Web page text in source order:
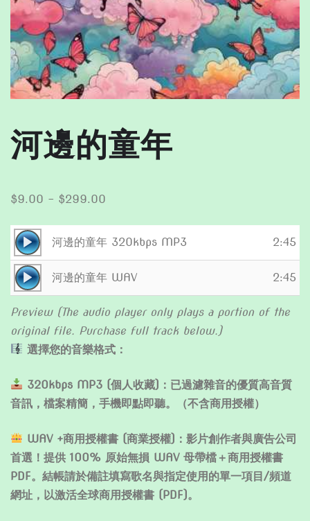
河邊的童年
$9.00 – $299.00
$9.00
$299.00
Audio
Player
河邊的童年 320kbps MP3 2:45
Audio
Player
河邊的童年 WAV 2:45
Preview (The audio player only plays a portion of the
original file. Purchase full track below.)
選擇您的音樂格式：
320kbps MP3 (個人收藏)：已過濾雜音的優質高音質
音訊，檔案精簡，手機即點即聽。（不含商用授權）
WAV +商用授權書 (商業授權)：影片創作者與廣告公司
首選！提供 100% 原始無損 WAV 母帶檔＋商用授權書
PDF。結帳請於備註填寫歌名與指定使用的單一項目/頻道
網址，以激活全球商用授權書 (PDF)。